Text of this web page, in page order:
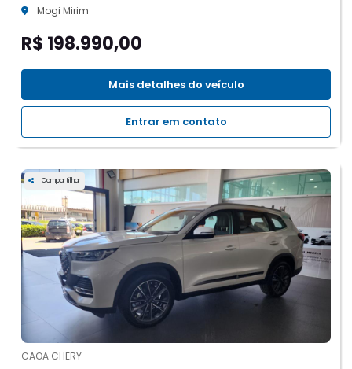
Mogi Mirim
R$ 198.990,00
Mais detalhes do veículo
Entrar em contato
Compartilhar
CAOA CHERY